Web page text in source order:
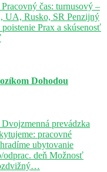
čas: turnusový –
UA, Rusko, SR Penzijný
Prax a skúsenosť
Dohodou
prevádzka
pracovné
ubytovanie
odprac. deň Možnosť